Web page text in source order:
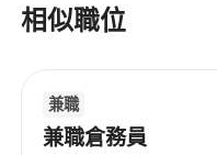
相似職位
兼職
兼職倉務員